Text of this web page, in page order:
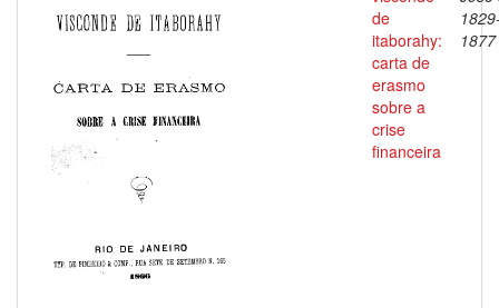
de
itaborahy:
carta de
erasmo
sobre a
crise
financeira
1877